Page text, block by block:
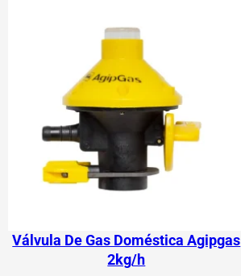
Válvula De Gas Doméstica Agipgas
2kg/h